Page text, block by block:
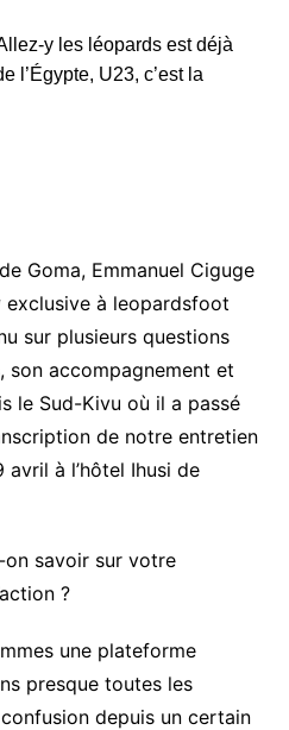
Goma, Emmanuel Ciguge
à leopardsfoot
sur plusieurs questions
accompagnement et
le Sud-Kivu où il a passé
de notre entretien
à l’hôtel Ihusi de
savoir sur votre
?
une plateforme
presque toutes les
depuis un certain